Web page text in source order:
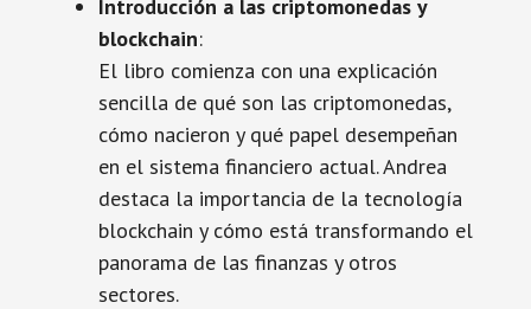
Introducción a las criptomonedas y
blockchain:
El libro comienza con una explicación
sencilla de qué son las criptomonedas,
cómo nacieron y qué papel desempeñan
en el sistema financiero actual. Andrea
destaca la importancia de la tecnología
blockchain y cómo está transformando el
panorama de las finanzas y otros
sectores.